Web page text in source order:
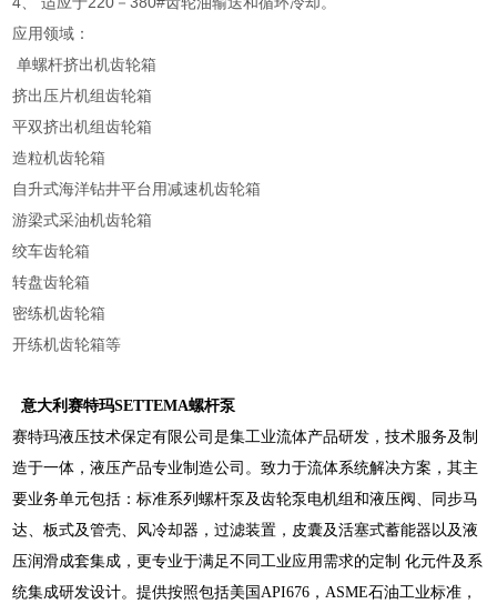
应用领域：
单螺杆挤出机齿轮箱
挤出压片机组齿轮箱
平双挤出机组齿轮箱
造粒机齿轮箱
自升式海洋钻井平台用减速机齿轮箱
游梁式采油机齿轮箱
绞车齿轮箱
转盘齿轮箱
密练机齿轮箱
开练机齿轮箱等
意大利赛特玛SETTEMA螺杆泵
赛特玛液压技术保定有限公司是集工业流体产品研发，技术服务及制
造于一体，液压产品专业制造公司。致力于流体系统解决方案，其主
要业务单元包括：标准系列螺杆泵及齿轮泵电机组和液压阀、同步马
达、板式及管壳、风冷却器，过滤装置，皮囊及活塞式蓄能器以及液
压润滑成套集成，更专业于满足不同工业应用需求的定制 化元件及系
统集成研发设计。提供按照包括美国API676，ASME石油工业标准，